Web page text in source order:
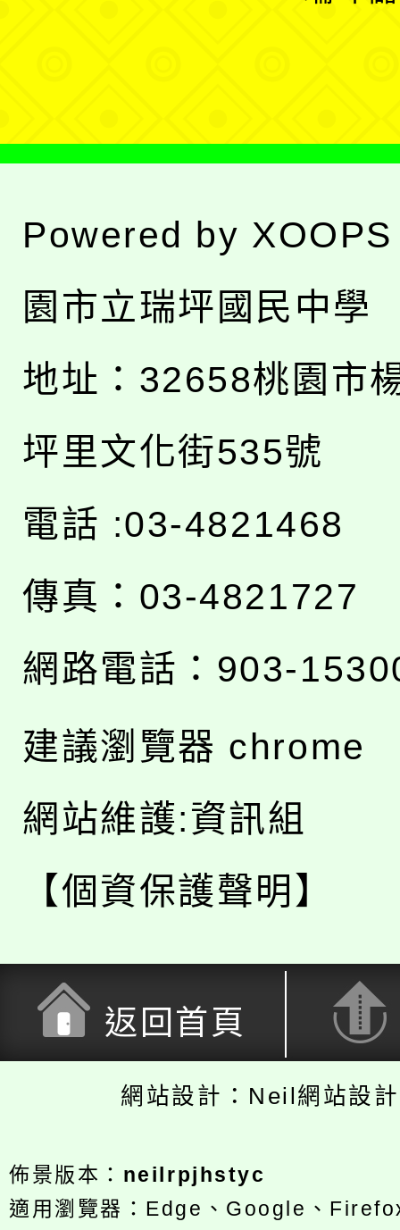
Powered by XOOPS
園市立瑞坪國民中學
地址： 32658桃園市
坪里文化街535號
電話 :03-4821468
傳真：03-4821727
網路電話：903-
建議瀏覽器 chrome
網站維護:資訊組
【個資保護聲明】
返回首頁
網站設計：Neil網站設
佈景版本： neilrpjhstyc
適用瀏覽器：Edge、Google、